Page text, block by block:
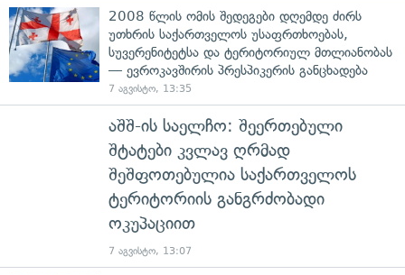
2008 წლის ომის შედეგები დღემდე ძირს
უთხრის საქართველოს უსაფრთხოებას,
სუვერენიტეტსა და ტერიტორიულ მთლიანობას
— ევროკავშირის პრესპიკერის განცხადება
7 აგვისტო, 13:35
აშშ-ის საელჩო: შეერთებული
შტატები კვლავ ღრმად
შეშფოთებულია საქართველოს
ტერიტორიის განგრძობადი
ოკუპაციით
7 აგვისტო, 13:07